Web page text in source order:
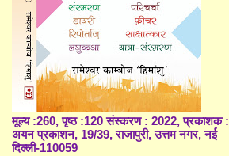
मूल्य :260, पृष्ठ :120 संस्करण : 2022, प्रकाशक :
अयन प्रकाशन, 19/39, राजापुरी, उत्तम नगर, नई
दिल्ली-110059